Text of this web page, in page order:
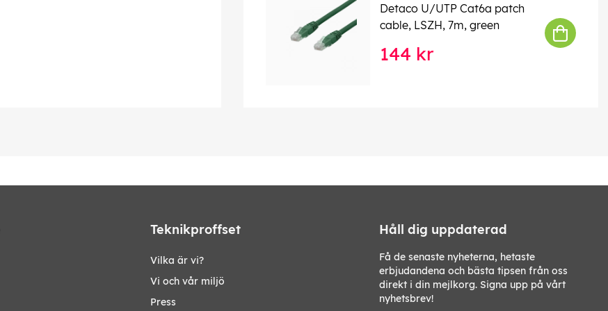
Detaco U/UTP Cat6a patch
cable, LSZH, 7m, green
144 kr
Teknikproffset
Vilka är vi?
Vi och vår miljö
Press
Håll dig uppdaterad
Få de senaste nyheterna, hetaste
erbjudandena och bästa tipsen från oss
direkt i din mejlkorg. Signa upp på vårt
nyhetsbrev!